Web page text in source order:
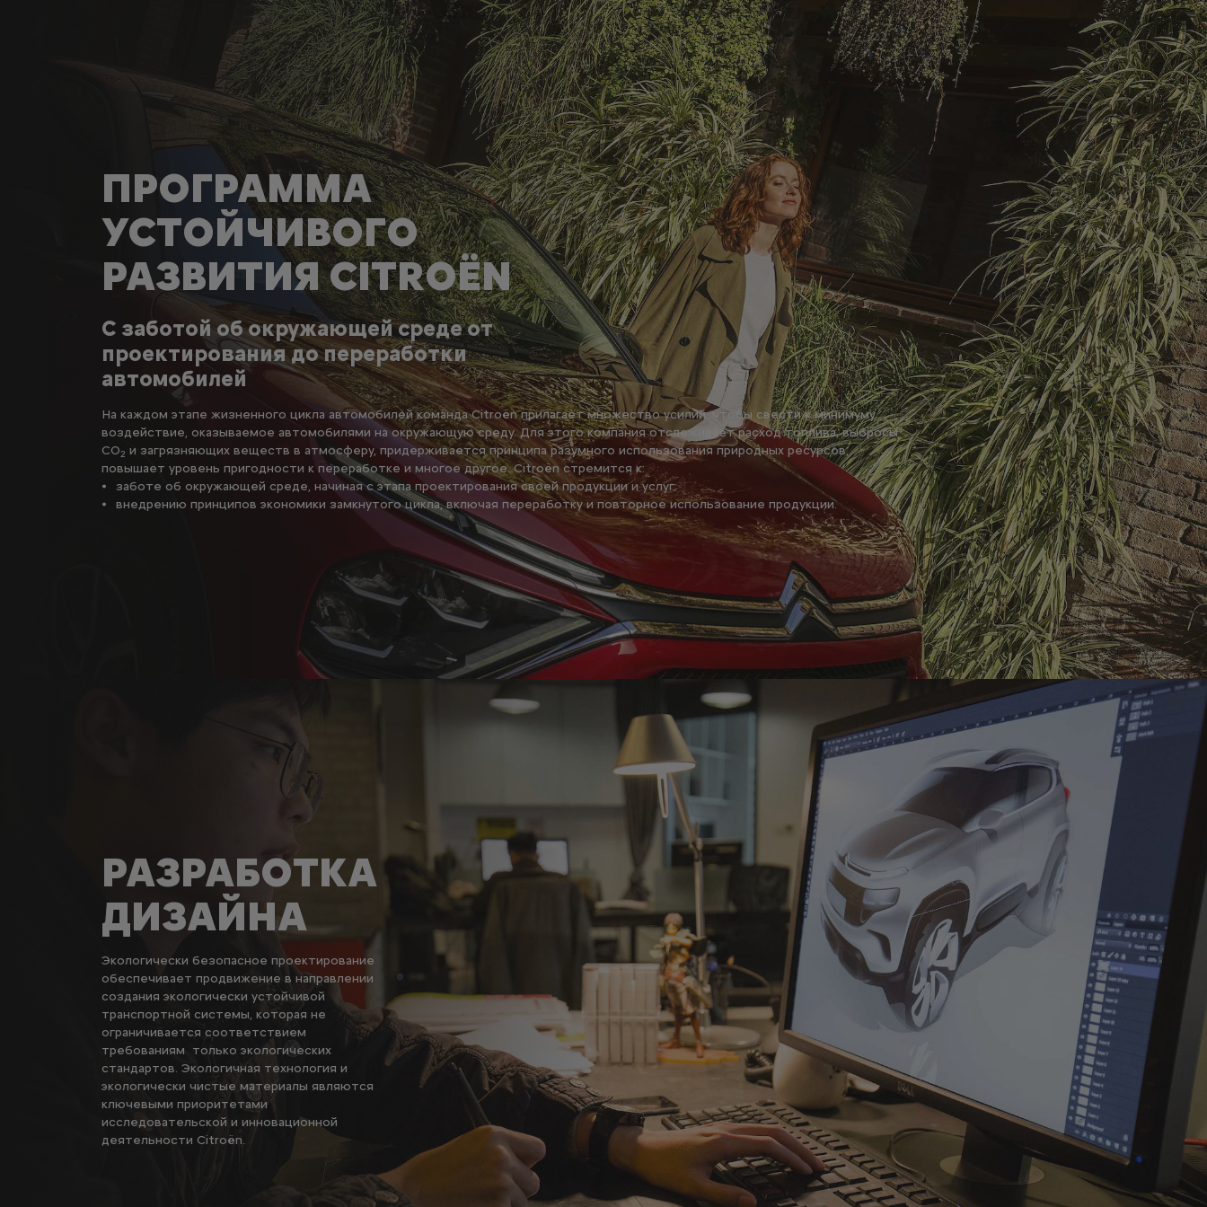
ПРОГРАММА
УСТОЙЧИВОГО
РАЗВИТИЯ CITROËN
С заботой об окружающей среде от
проектирования до переработки
автомобилей
На каждом этапе жизненного цикла автомобилей команда Citroën прилагает множество усилий, чтобы свести к минимуму
воздействие, оказываемое автомобилями на окружающую среду. Для этого компания отслеживает расход топлива, выбросы
CO2 и загрязняющих веществ в атмосферу, придерживается принципа разумного использования природных ресурсов,
повышает уровень пригодности к переработке и многое другое. Citroën стремится к:
заботе об окружающей среде, начиная с этапа проектирования своей продукции и услуг;
внедрению принципов экономики замкнутого цикла, включая переработку и повторное использование продукции.
РАЗРАБОТКА
ДИЗАЙНА
Экологически безопасное проектирование
обеспечивает продвижение в направлении
создания экологически устойчивой
транспортной системы, которая не
ограничивается соответствием
требованиям только экологических
стандартов. Экологичная технология и
экологически чистые материалы являются
ключевыми приоритетами
исследовательской и инновационной
деятельности Citroën.